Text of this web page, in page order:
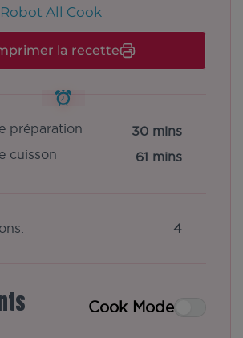
Robot All Cook
la recette
préparation
30 mins
cuisson
61 mins
4
Cook Mode